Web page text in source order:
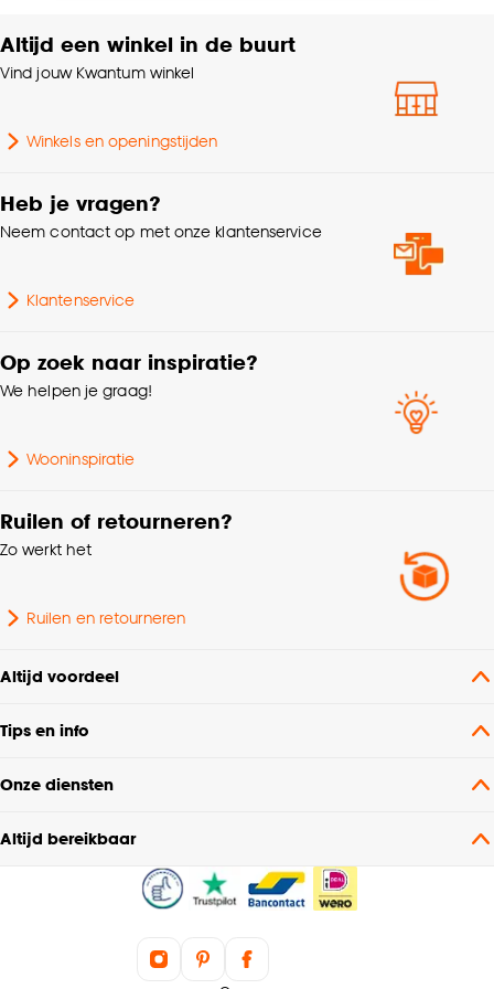
klikken.
Goed om te weten is dat je deze keuze altijd nog
cookieverklaring.
Altijd een winkel in de buurt
Vind jouw Kwantum winkel
Winkels en openingstijden
Heb je vragen?
Neem contact op met onze klantenservice
Klantenservice
Op zoek naar inspiratie?
We helpen je graag!
Wooninspiratie
Ruilen of retourneren?
Zo werkt het
Ruilen en retourneren
Altijd voordeel
Tips en info
Onze diensten
Altijd bereikbaar